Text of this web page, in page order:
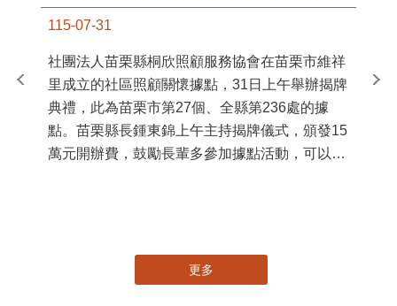
115-07-31
社團法人苗栗縣桐欣照顧服務協會在苗栗市維祥
里成立的社區照顧關懷據點，31日上午舉辦揭牌
典禮，此為苗栗市第27個、全縣第236處的據
點。苗栗縣長鍾東錦上午主持揭牌儀式，頒發15
萬元開辦費，鼓勵長輩多參加據點活動，可以更
苗
更多